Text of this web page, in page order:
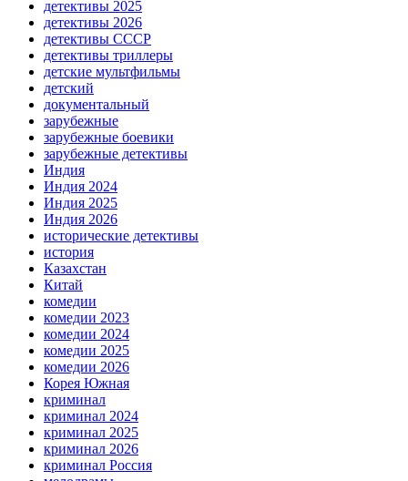
детективы 2025
детективы 2026
детективы СССР
детективы триллеры
детские мультфильмы
детский
документальный
зарубежные
зарубежные боевики
зарубежные детективы
Индия
Индия 2024
Индия 2025
Индия 2026
исторические детективы
история
Казахстан
Китай
комедии
комедии 2023
комедии 2024
комедии 2025
комедии 2026
Корея Южная
криминал
криминал 2024
криминал 2025
криминал 2026
криминал Россия